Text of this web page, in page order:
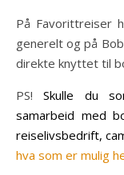
På Favorittreiser
generelt og på
direkte knyttet til
PS!Skulle du
samarbeid med
reiselivsbedrift,
hva som er mulig